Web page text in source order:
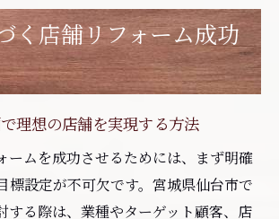
ォームにおけるデザイン性の重要
ムで働きやすい店舗空間を作るコ
が店舗リフォームの印象を左右す
く店舗リフォーム成功
理想の店舗を実現する方法
ームを成功させるためには、まず明確
標設定が不可欠です。宮城県仙台市で
する際は、業種やターゲット顧客、店